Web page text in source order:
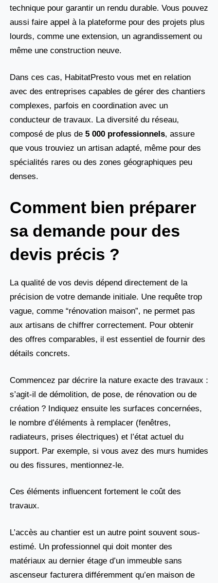
technique pour garantir un rendu durable. Vous pouvez
aussi faire appel à la plateforme pour des projets plus
lourds, comme une extension, un agrandissement ou
même une construction neuve.
Dans ces cas, HabitatPresto vous met en relation
avec des entreprises capables de gérer des chantiers
complexes, parfois en coordination avec un
conducteur de travaux. La diversité du réseau,
composé de plus de 5 000 professionnels, assure
que vous trouviez un artisan adapté, même pour des
spécialités rares ou des zones géographiques peu
denses.
Comment bien préparer
sa demande pour des
devis précis ?
La qualité de vos devis dépend directement de la
précision de votre demande initiale. Une requête trop
vague, comme “rénovation maison”, ne permet pas
aux artisans de chiffrer correctement. Pour obtenir
des offres comparables, il est essentiel de fournir des
détails concrets.
Commencez par décrire la nature exacte des travaux :
s’agit-il de démolition, de pose, de rénovation ou de
création ? Indiquez ensuite les surfaces concernées,
le nombre d’éléments à remplacer (fenêtres,
radiateurs, prises électriques) et l’état actuel du
support. Par exemple, si vous avez des murs humides
ou des fissures, mentionnez-le.
Ces éléments influencent fortement le coût des
travaux.
L’accès au chantier est un autre point souvent sous-
estimé. Un professionnel qui doit monter des
matériaux au dernier étage d’un immeuble sans
ascenseur facturera différemment qu’en maison de